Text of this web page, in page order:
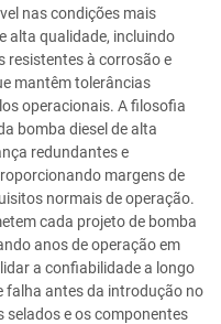
nas condições mais
alta qualidade, incluindo
resistentes à corrosão e
mantêm tolerâncias
operacionais. A filosofia
bomba diesel de alta
redundantes e
margens de
normais de operação.
cada projeto de bomba
anos de operação em
a confiabilidade a longo
falha antes da introdução no
selados e os componentes